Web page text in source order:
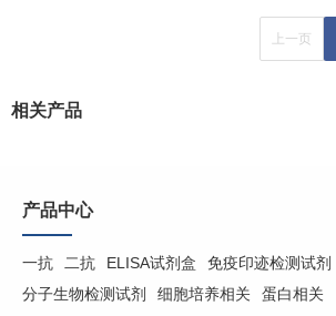
上一页
相关产品
产品中心
一抗 二抗 ELISA试剂盒 免疫印迹检测试剂
分子生物检测试剂
细胞培养相关 蛋白相关